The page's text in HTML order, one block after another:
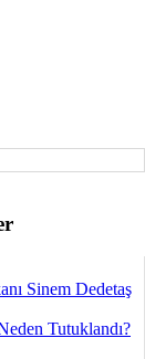
Sinem Dedetaş
Tutuklandı?